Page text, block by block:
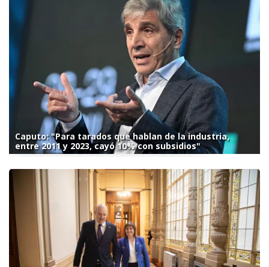
Caputo: "Para tarados que hablan de la industria,
entre 2011 y 2023, cayó 10% con subsidios"